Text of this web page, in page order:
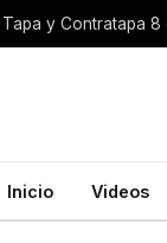
Tapa y Contratapa
Inicio Videos